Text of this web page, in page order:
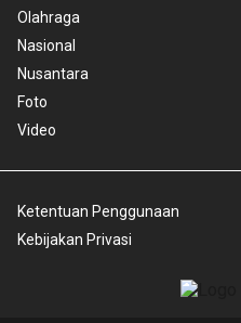
Olahraga
Nasional
Nusantara
Foto
Video
Ketentuan Penggunaan
Kebijakan Privasi